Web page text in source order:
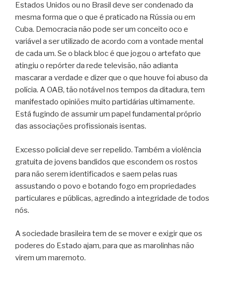
Estados Unidos ou no Brasil deve ser condenado da
mesma forma que o que é praticado na Rússia ou em
Cuba. Democracia não pode ser um conceito oco e
variável a ser utilizado de acordo com a vontade mental
de cada um. Se o black bloc é que jogou o artefato que
atingiu o repórter da rede televisão, não adianta
mascarar a verdade e dizer que o que houve foi abuso da
polícia. A OAB, tão notável nos tempos da ditadura, tem
manifestado opiniões muito partidárias ultimamente.
Está fugindo de assumir um papel fundamental próprio
das associações profissionais isentas.
Excesso policial deve ser repelido. Também a violência
gratuita de jovens bandidos que escondem os rostos
para não serem identificados e saem pelas ruas
assustando o povo e botando fogo em propriedades
particulares e públicas, agredindo a integridade de todos
nós.
A sociedade brasileira tem de se mover e exigir que os
poderes do Estado ajam, para que as marolinhas não
virem um maremoto.